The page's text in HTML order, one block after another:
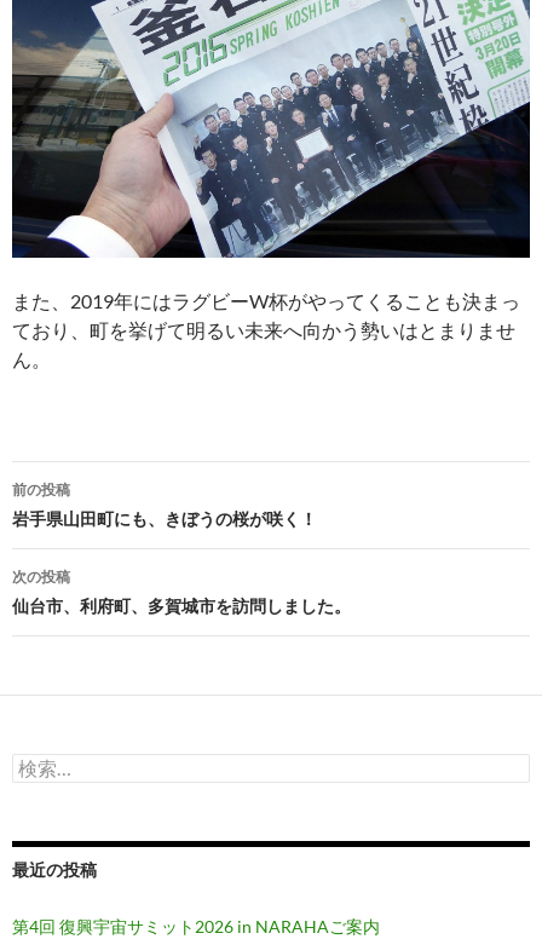
また、2019年にはラグビーW杯がやってくることも決まっ
ており、町を挙げて明るい未来へ向かう勢いはとまりませ
ん。
投
稿
ナ
ビ
ゲ
ー
ョ
前の投稿
岩手県山田町にも、きぼうの桜が咲く！
次の投稿
仙台市、利府町、多賀城市を訪問しました。
検
索:
最近の投稿
第4回 復興宇宙サミット2026 in NARAHAご案内